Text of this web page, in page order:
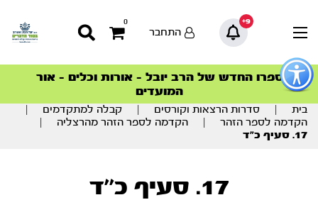
כפתור
לפתיחת
תפריט
9+
0
התחבר
סדרות הפודקאסטים
הסדרה המובילה החודש – דרך המלך
ספרו החדש של הרב יובל – אורות וכלים – אור
המועדים
הצטרפו למהפכת הבריאות הטבעית >
סדרות הפודקאסטים
הסדרה המובילה החודש – דרך המלך
תוכן
מרכזי
בית סדרות הרצאות וקורסים קבלה למתקדמים
הקדמה לספר הזהר
הקדמה לספר הזהר מהרצליה
17. סעיף כ”ד
17. סעיף כ''ד